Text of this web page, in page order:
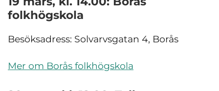
folkhögskola
Besöksadress: Solvarvsgatan 4, Borås
Mer om Borås folkhögskola